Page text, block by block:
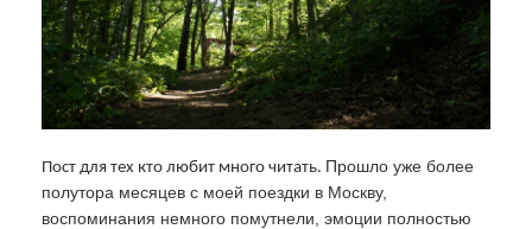
Пост для тех кто любит много читать. Прошло уже более
полутора месяцев с моей поездки в Москву,
воспоминания немного помутнели, эмоции полностью